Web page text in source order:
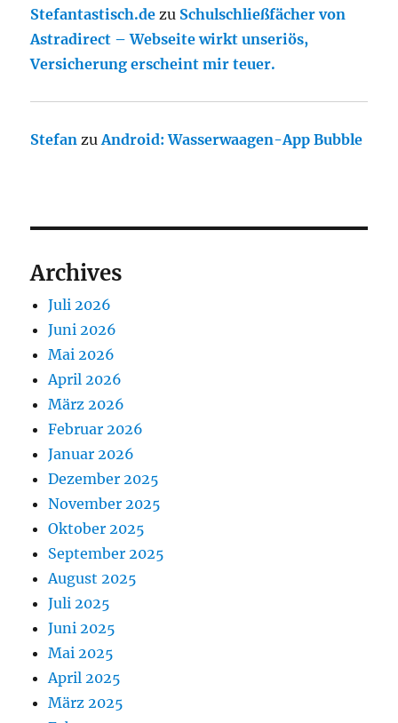
Stefantastisch.de zu Schulschließfächer von
Astradirect – Webseite wirkt unseriös,
Versicherung erscheint mir teuer.
Stefan zuAndroid: Wasserwaagen-App Bubble
Archives
Juli 2026
Juni 2026
Mai 2026
April 2026
März 2026
Februar 2026
Januar 2026
Dezember 2025
November 2025
Oktober 2025
September 2025
August 2025
Juli 2025
Juni 2025
Mai 2025
April 2025
März 2025